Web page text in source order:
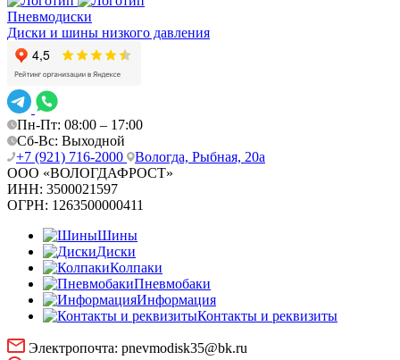
Пневмодиски
Диски и шины низкого давления
Пн-Пт: 08:00 – 17:00
Сб-Вс: Выходной
+7 (921) 716-2000
Вологда, Рыбная, 20а
ООО «ВОЛОГДАФРОСТ»
ИНН: 3500021597
ОГРН: 1263500000411
Шины
Диски
Колпаки
Пневмобаки
Информация
Контакты и реквизиты
Электропочта: pnevmodisk35@bk.ru